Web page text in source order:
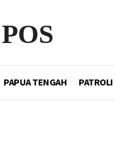
PAPUA TENGAH PATROLI